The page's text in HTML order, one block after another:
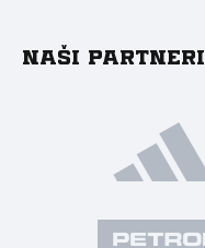
Naši partneri